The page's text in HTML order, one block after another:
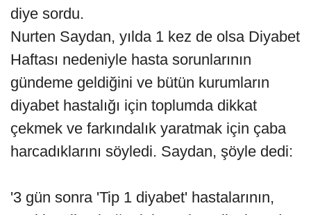
diye sordu.
Nurten Saydan, yılda 1 kez de olsa Diyabet
Haftası nedeniyle hasta sorunlarının
gündeme geldiğini ve bütün kurumların
diyabet hastalığı için toplumda dikkat
çekmek ve farkındalık yaratmak için çaba
harcadıklarını söyledi. Saydan, şöyle dedi:
'3 gün sonra 'Tip 1 diyabet' hastalarının,